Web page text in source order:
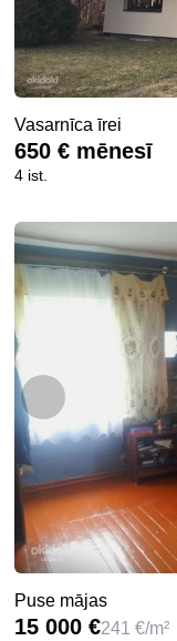
Vasarnīca īrei
650 € mēnesī
4 ist.
Puse mājas
15 000 €241 €/m²